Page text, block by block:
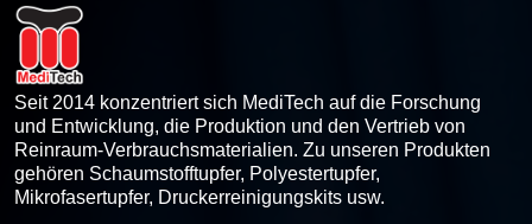
Seit 2014 konzentriert sich MediTech auf die Forschung
und Entwicklung, die Produktion und den Vertrieb von
Reinraum-Verbrauchsmaterialien. Zu unseren Produkten
gehören Schaumstofftupfer, Polyestertupfer,
Mikrofasertupfer, Druckerreinigungskits usw.